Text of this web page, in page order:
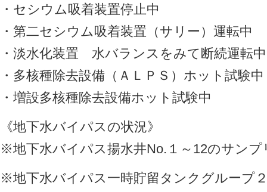
・セシウム吸着装置停止中
・第二セシウム吸着装置（サリー）運転中
・淡水化装置 水バランスをみて断続運転中
・多核種除去設備（ＡＬＰＳ）ホット試験中
・増設多核種除去設備ホット試験中
《地下水バイパスの状況》
※地下水バイパス揚水井No.１～12のサンプ
※地下水バイパス一時貯留タンクグループ